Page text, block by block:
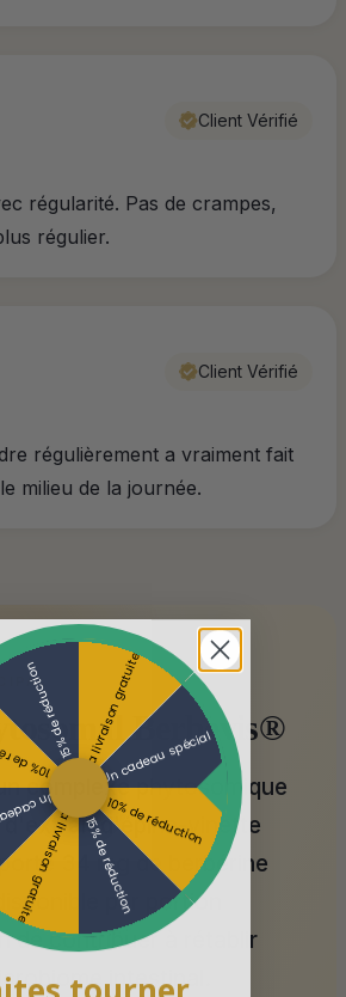
Client Vérifié
régularité. Pas de crampes,
régulier.
Client Vérifié
régulièrement a vraiment fait
milieu de la journée.
Berbevis®
complexe phytosomique
d'extrait d'épine-vinette
34 mg de berbérine
par portion
de contribuer à rétablir
intestinal.
La livraison gratuite
Un cadeau spécial
10% de réduction
15% de réduction
La livraison gratuite
spécial
15% de réduction